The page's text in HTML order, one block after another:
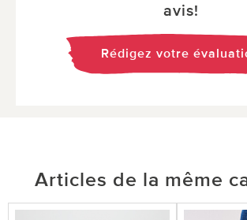
avis!
Rédigez votre
Articles de la même